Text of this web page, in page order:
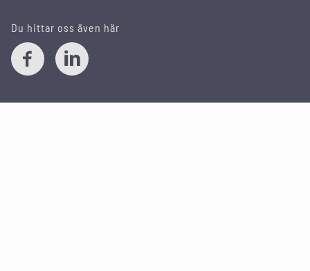
Du hittar oss även här